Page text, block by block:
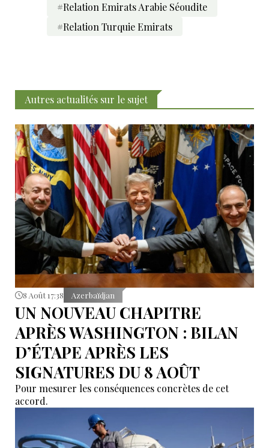
#Relation Emirats Arabie Séoudite
#Relation Turquie Emirats
Autres actualités sur le sujet
8 Août 17:38 Azerbaïdjan
UN NOUVEAU CHAPITRE
APRÈS WASHINGTON : BILAN
D’ÉTAPE APRÈS LES
SIGNATURES DU 8 AOÛT
Pour mesurer les conséquences concrètes de cet
accord.